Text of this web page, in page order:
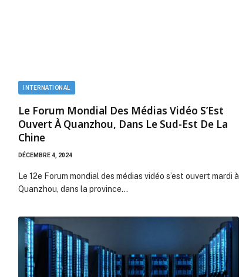
INTERNATIONAL
Le Forum Mondial Des Médias Vidéo S’Est
Ouvert À Quanzhou, Dans Le Sud-Est De La
Chine
DÉCEMBRE 4, 2024
Le 12e Forum mondial des médias vidéo s’est ouvert mardi à
Quanzhou, dans la province…